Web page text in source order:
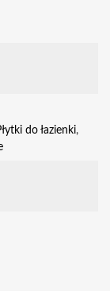
do łazienki,